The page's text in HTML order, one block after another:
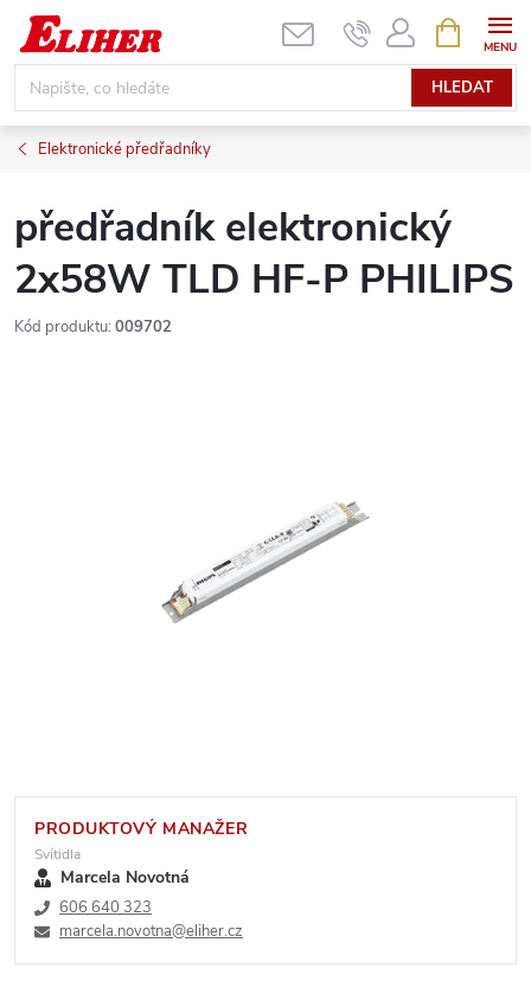
Přejít
obsah
HLEDAT
NÁKUPNÍ
KOŠÍK
Elektronické předřadníky
předřadník elektronický
2x58W TLD HF-P PHILIPS
Kód produktu: 009702
PRODUKTOVÝ MANAŽER
Svítidla
Marcela Novotná
606 640 323
marcela.novotna@eliher.cz